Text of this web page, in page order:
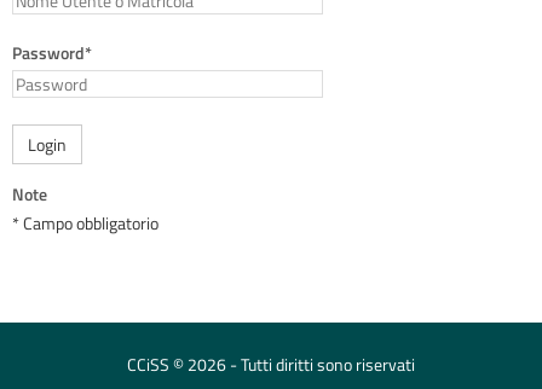
Password*
Login
Note
* Campo obbligatorio
CCiSS © 2026 - Tutti diritti sono riservati